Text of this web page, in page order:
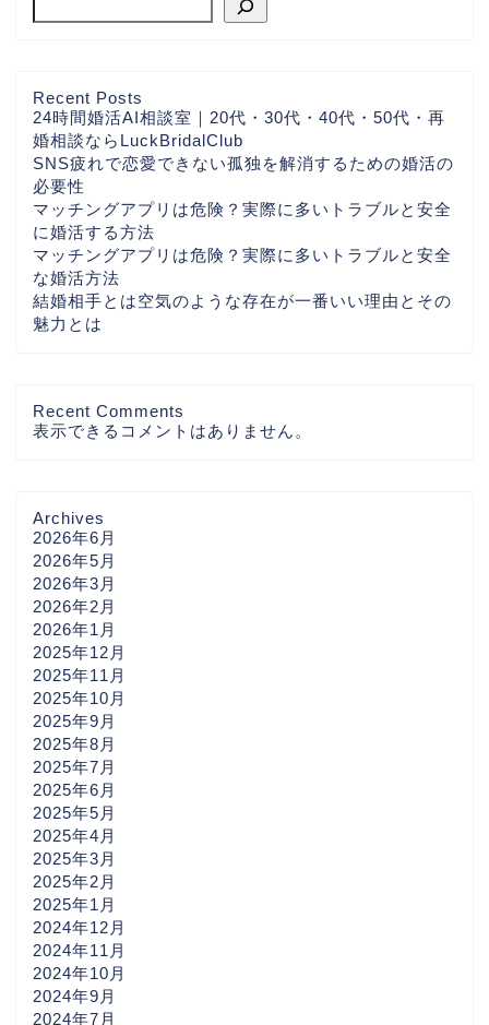
Recent Posts
24時間婚活AI相談室｜20代・30代・40代・50代・再
婚相談ならLuckBridalClub
SNS疲れで恋愛できない孤独を解消するための婚活の
必要性
マッチングアプリは危険？実際に多いトラブルと安全
に婚活する方法
マッチングアプリは危険？実際に多いトラブルと安全
な婚活方法
結婚相手とは空気のような存在が一番いい理由とその
魅力とは
Recent Comments
表示できるコメントはありません。
Archives
2026年6月
2026年5月
2026年3月
2026年2月
2026年1月
2025年12月
2025年11月
2025年10月
2025年9月
2025年8月
2025年7月
2025年6月
2025年5月
2025年4月
2025年3月
2025年2月
2025年1月
2024年12月
2024年11月
2024年10月
2024年9月
2024年7月